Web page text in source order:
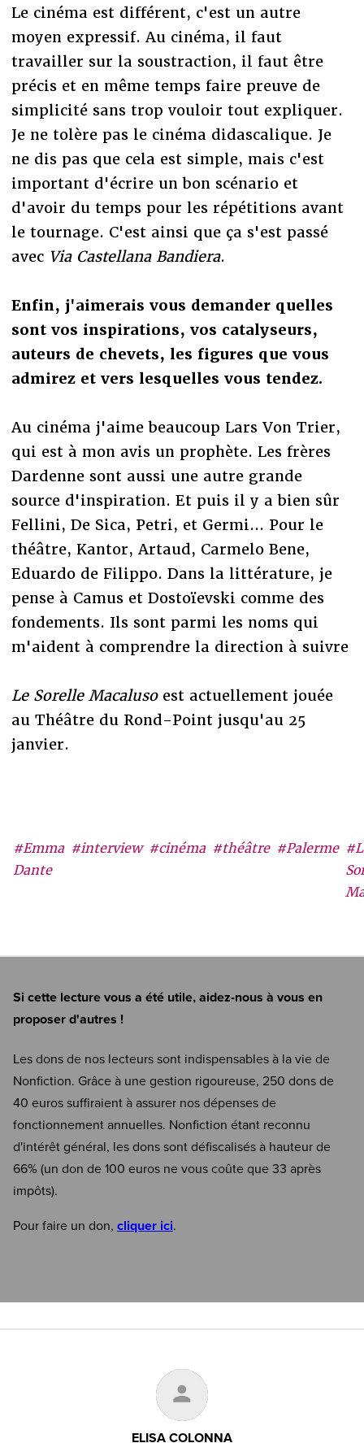
#Emma
Dante
#interview #cinéma #théâtre #Palerme
Le cinéma est différent, c'est un autre
moyen expressif. Au cinéma, il faut
travailler sur la soustraction, il faut être
précis et en même temps faire preuve de
simplicité sans trop vouloir tout expliquer.
Je ne tolère pas le cinéma didascalique. Je
ne dis pas que cela est simple, mais c'est
important d'écrire un bon scénario et
d'avoir du temps pour les répétitions avant
le tournage. C'est ainsi que ça s'est passé
avec Via Castellana Bandiera.
Enfin, j'aimerais vous demander quelles
sont vos inspirations, vos catalyseurs,
auteurs de chevets, les figures que vous
admirez et vers lesquelles vous tendez.
Au cinéma j'aime beaucoup Lars Von Trier,
qui est à mon avis un prophète. Les frères
Dardenne sont aussi une autre grande
source d'inspiration. Et puis il y a bien sûr
Fellini, De Sica, Petri, et Germi... Pour le
théâtre, Kantor, Artaud, Carmelo Bene,
Eduardo de Filippo. Dans la littérature, je
pense à Camus et Dostoïevski comme des
fondements. Ils sont parmi les noms qui
m'aident à comprendre la direction à suivre
Le Sorelle Macalusoest actuellement jouée
au Théâtre du Rond-Point jusqu'au 25
janvier.
Si cette lecture vous a été utile, aidez-nous à vous en
proposer d'autres !
Les dons de nos lecteurs sont indispensables à la vie de
Nonfiction. Grâce à une gestion rigoureuse, 250 dons de
40 euros suffiraient à assurer nos dépenses de
fonctionnement annuelles. Nonfiction étant reconnu
d'intérêt général, les dons sont défiscalisés à hauteur de
66% (un don de 100 euros ne vous coûte que 33 après
impôts).
Pour faire un don, cliquer ici.
ELISA COLONNA